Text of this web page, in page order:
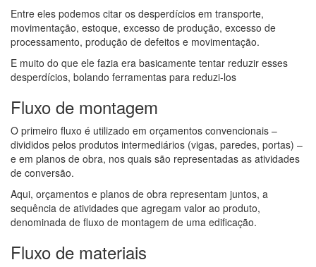
Entre eles podemos citar os desperdícios em transporte,
movimentação, estoque, excesso de produção, excesso de
processamento, produção de defeitos e movimentação.
E muito do que ele fazia era basicamente tentar reduzir esses
desperdícios, bolando ferramentas para reduzi-los
Fluxo de montagem
O primeiro fluxo é utilizado em orçamentos convencionais –
divididos pelos produtos intermediários (vigas, paredes, portas) –
e em planos de obra, nos quais são representadas as atividades
de conversão.
Aqui, orçamentos e planos de obra representam juntos, a
sequência de atividades que agregam valor ao produto,
denominada de fluxo de montagem de uma edificação.
Fluxo de materiais